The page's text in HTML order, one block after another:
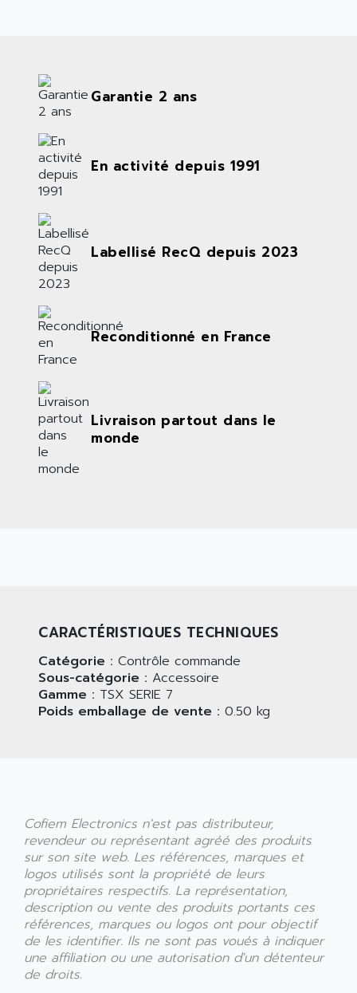
Garantie 2 ans
En activité depuis 1991
Labellisé RecQ depuis 2023
Reconditionné en France
Livraison partout dans le
monde
CARACTÉRISTIQUES TECHNIQUES
Catégorie : Contrôle commande
Sous-catégorie : Accessoire
Gamme : TSX SERIE 7
Poids emballage de vente : 0.50 kg
Cofiem Electronics n'est pas distributeur,
revendeur ou représentant agréé des produits
sur son site web. Les références, marques et
logos utilisés sont la propriété de leurs
propriétaires respectifs. La représentation,
description ou vente des produits portants ces
références, marques ou logos ont pour objectif
de les identifier. Ils ne sont pas voués à indiquer
une affiliation ou une autorisation d'un détenteur
de droits.